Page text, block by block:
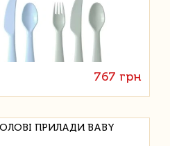
767 грн
ПРИЛАДИ BABY